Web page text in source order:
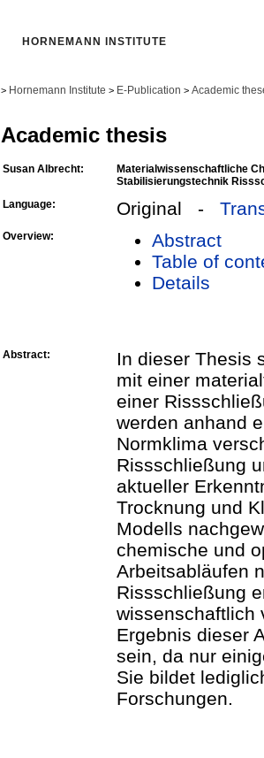
HORNEMANN INSTITUTE
> Hornemann Institute > E-Publication > Academic
Academic thesis
Susan Albrecht:
Materialwissenschaftliche
Stabilisierungstechnik
Language:
Original -
Overview:
Abstract
Table of
Details
Abstract:
In dieser Thesis
mit einer
einer
werden anhand
Normklima
Rissschließung
aktueller
Trocknung und
Modells
chemische und
Arbeitsabläufen
Rissschließung
wissenschaftlich
Ergebnis dieser
sein, da nur
Sie bildet
Forschungen.